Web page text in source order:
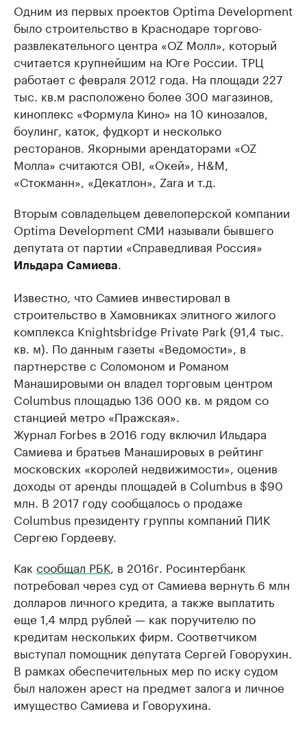
Одним из первых проектов Optima Development
было строительство в Краснодаре торгово-
развлекательного центра «OZ Молл», который
считается крупнейшим на Юге России. ТРЦ
работает с февраля 2012 года. На площади 227
тыс. кв.м расположено более 300 магазинов,
киноплекс «Формула Кино» на 10 кинозалов,
боулинг, каток, фудкорт и несколько
ресторанов. Якорными арендаторами «OZ
Молла» считаются OBI, «Окей», H&M,
«Стокманн», «Декатлон», Zara и т.д.
Вторым совладельцем девелоперской компании
Optima Development СМИ называли бывшего
депутата от партии «Справедливая Россия»
Ильдара Самиева.
Известно, что Самиев инвестировал в
строительство в Хамовниках элитного жилого
комплекса Knightsbridge Private Park (91,4 тыс.
кв. м). По данным газеты «Ведомости», в
партнерстве с Соломоном и Романом
Манашировыми он владел торговым центром
Columbus площадью 136 000 кв. м рядом со
станцией метро «Пражская».
Журнал Forbes в 2016 году включил Ильдара
Самиева и братьев Манашировых в рейтинг
московских «королей недвижимости», оценив
доходы от аренды площадей в Columbus в $90
млн. В 2017 году сообщалось о продаже
Columbus президенту группы компаний ПИК
Сергею Гордееву.
Как сообщал РБК, в 2016г. Росинтербанк
потребовал через суд от Самиева вернуть 6 млн
долларов личного кредита, а также выплатить
еще 1,4 млрд рублей — как поручителю по
кредитам нескольких фирм. Соответчиком
выступал помощник депутата Сергей Говорухин.
В рамках обеспечительных мер по иску судом
был наложен арест на предмет залога и личное
имущество Самиева и Говорухина.